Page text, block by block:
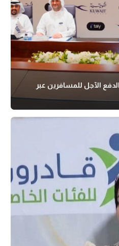
الآجل للمسافرين عبر